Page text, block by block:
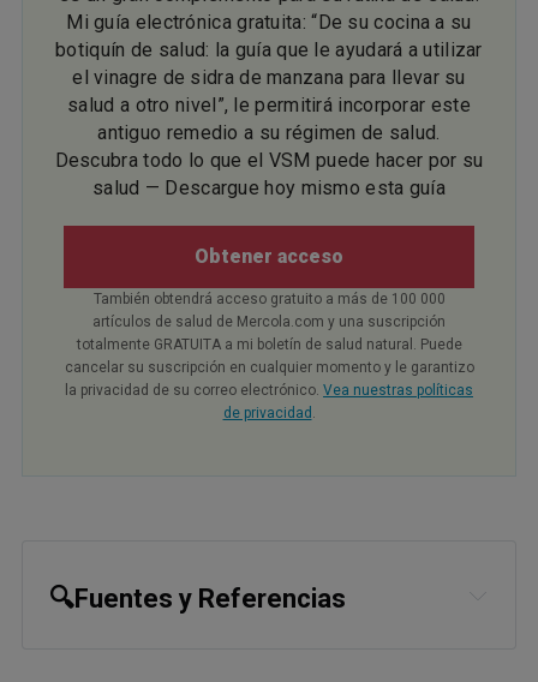
Mi guía electrónica gratuita: “De su cocina a su
botiquín de salud: la guía que le ayudará a utilizar
el vinagre de sidra de manzana para llevar su
salud a otro nivel”, le permitirá incorporar este
antiguo remedio a su régimen de salud.
Descubra todo lo que el VSM puede hacer por su
salud — Descargue hoy mismo esta guía
Obtener acceso
También obtendrá acceso gratuito a más de 100 000
artículos de salud de Mercola.com y una suscripción
totalmente GRATUITA a mi boletín de salud natural. Puede
cancelar su suscripción en cualquier momento y le garantizo
la privacidad de su correo electrónico. Vea nuestras políticas
de privacidad
🔍Fuentes y Referencias